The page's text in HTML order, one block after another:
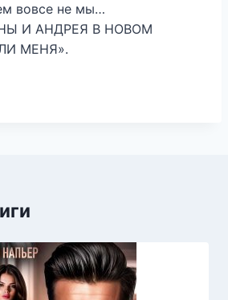
вовсе не мы…
И АНДРЕЯ В НОВОМ
МЕНЯ».